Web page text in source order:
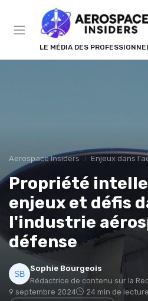
LE MÉDIA DES
Aerospace Insiders Enjeux dans
Propriété
enjeux et défis
l'industrie
défense
Sophie Bourgeois
Rédactrice de contenu sur la
9 septembre 2024
24 min de lecture
Panneau de gestion des cookies